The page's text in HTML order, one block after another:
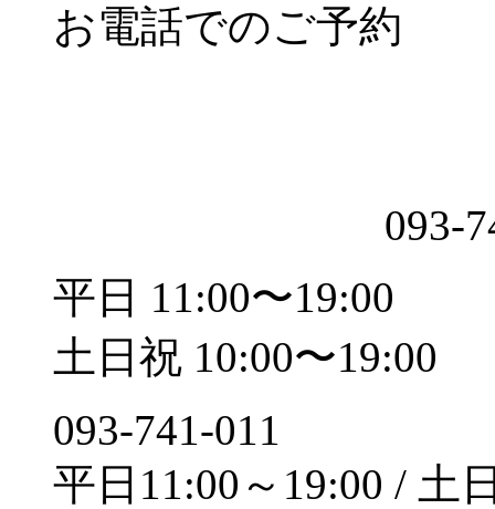
お電話でのご予約
093-
平日 11:00〜19:00
土日祝 10:00〜19:00
093-741-011
平日11:00～19:00 / 土